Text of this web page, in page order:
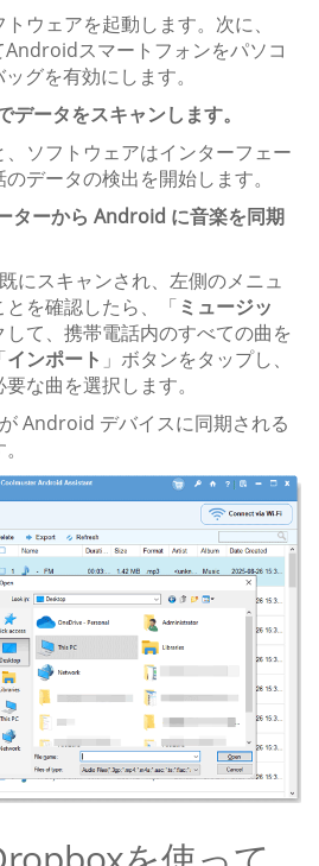
ウェアを起動します。次に、
Androidスマートフォンをパソコ
グを有効にします。
ータをスキャンします。
ソフトウェアはインターフェー
データの検出を開始します。
ターから Android に音楽を同期
にスキャンされ、左側のメニュ
を確認したら、「ミュージッ
して、携帯電話内のすべての曲を
インポート 」ボタンをタップし、
な曲を選択します。
Android デバイスに同期される